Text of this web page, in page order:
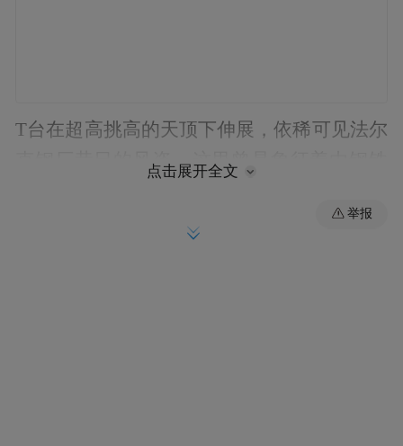
T台在超高挑高的天顶下伸展，依稀可见法尔
克钢厂昔日的风姿。这里曾是象征着由钢铁
中沦落为一片荒原。令人振奋的是，现在这
点击展开全文
举报